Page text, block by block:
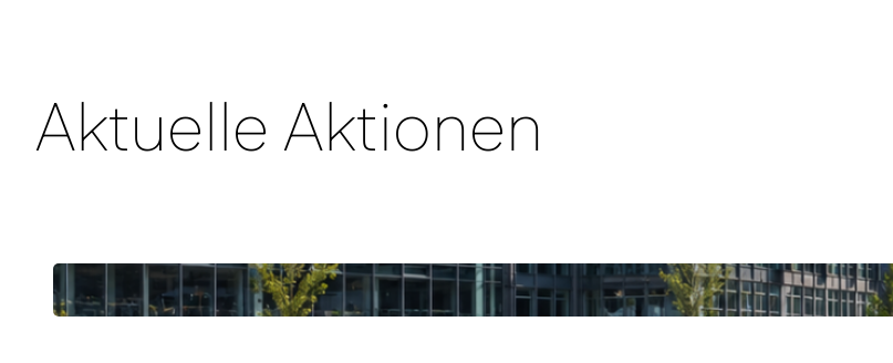
Aktuelle Aktionen
31.07.2026Hitzetote in NRW: Warum wir in Essen endlich entschlossener handeln müssen